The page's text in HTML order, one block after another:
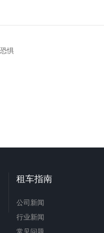
惧
租车指南
公司新闻
行业新闻